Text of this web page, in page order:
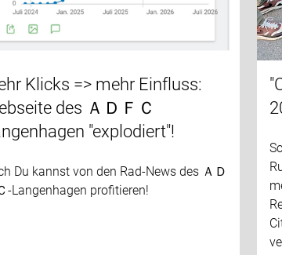
Klicks => mehr Einfluss:
des ＡＤＦＣ
"explodiert"!
Du kannst von den Rad-News des ＡＤ
-Langenhagen profitieren!